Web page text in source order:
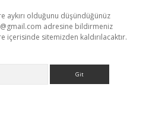
aykırı olduğunu düşündüğünüz
adresine bildirmeniz
içerisinde sitemizden kaldırılacaktır.